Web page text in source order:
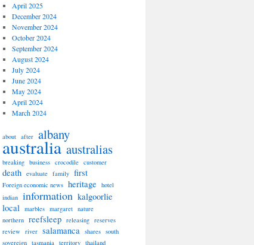
April 2025
December 2024
November 2024
October 2024
September 2024
August 2024
July 2024
June 2024
May 2024
April 2024
March 2024
about after albany
australia australias
breaking business crocodile customer
death evaluate family first
Foreign economic news heritage
hotel
indian information kalgoorlie
local marbles margaret nature
northern reefsleep releasing reserves
review river salamanca shares south
sovereign tasmania territory thailand